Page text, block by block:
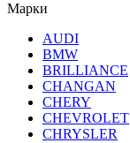
Марки
AUDI
BMW
BRILLIANCE
CHANGAN
CHERY
CHEVROLET
CHRYSLER